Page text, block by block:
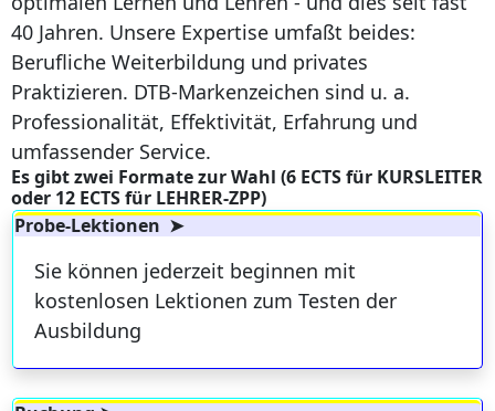
40 Jahren. Unsere Expertise umfaßt beides:
Berufliche Weiterbildung und privates
Praktizieren. DTB-Markenzeichen sind u. a.
Professionalität, Effektivität, Erfahrung und
umfassender Service.
Es gibt zwei Formate zur Wahl (6 ECTS für KURSLEITER
oder 12 ECTS für LEHRER-ZPP)
Probe-Lektionen ➤
Sie können jederzeit beginnen mit
kostenlosen Lektionen zum Testen der
Ausbildung